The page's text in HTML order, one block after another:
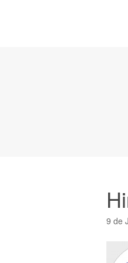
9 de